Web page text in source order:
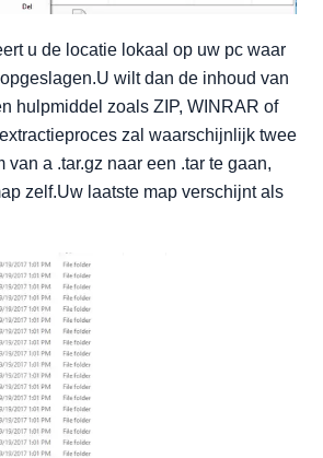
u de locatie lokaal op uw pc waar
wilt dan de inhoud van
hulpmiddel zoals ZIP, WINRAR of
zal waarschijnlijk twee
van a .tar.gz naar een .tar te gaan,
zelf.Uw laatste map verschijnt als